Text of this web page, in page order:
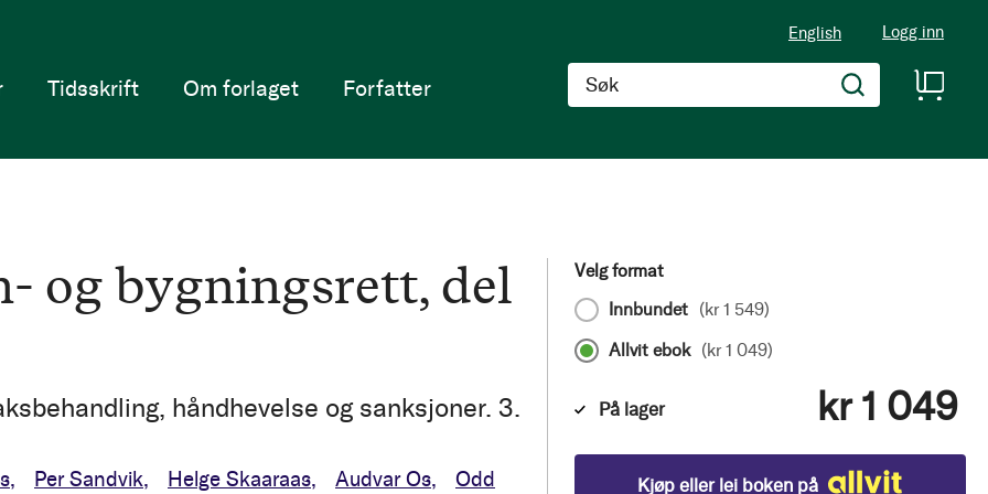
English Logg inn
Søk
Tidsskrift Om forlaget Forfatter
og bygningsrett, del
håndhevelse og sanksjoner. 3.
Per Sandvik Helge Skaaraas Audvar Os
Odd
Velg format
Innbundet (kr 1 549)
Allvit ebok (kr 1 049)
På lager kr 1 049
Kjøp eller lei boken på